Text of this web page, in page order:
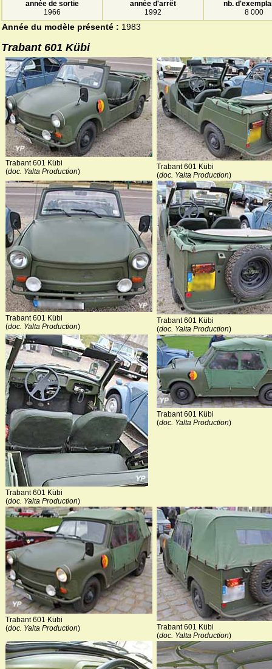
année de sortie
1966
année d'arrêt
1992
nb.
8 000
Année du modèle présenté : 1983
Trabant 601 Kübi
Trabant 601 Kübi
(doc. Yalta Production)
Trabant 601 Kübi
(doc. Yalta Production)
Trabant 601 Kübi
(doc. Yalta Production)
Trabant 601 Kübi
(doc. Yalta Production)
Trabant 601 Kübi
(doc. Yalta Production)
Trabant 601 Kübi
(doc. Yalta Production)
Trabant 601 Kübi
(doc. Yalta Production)
Trabant 601 Kübi
(doc. Yalta Production)